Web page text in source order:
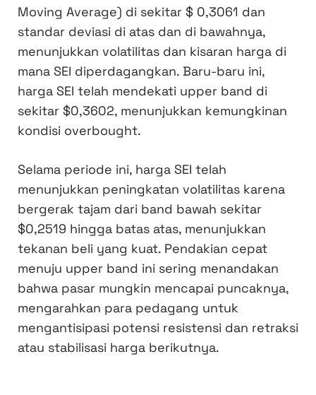
Moving Average) di sekitar $ 0,3061 dan
standar deviasi di atas dan di bawahnya,
menunjukkan volatilitas dan kisaran harga di
mana SEI diperdagangkan. Baru-baru ini,
harga SEI telah mendekati upper band di
sekitar $0,3602, menunjukkan kemungkinan
kondisi overbought.
Selama periode ini, harga SEI telah
menunjukkan peningkatan volatilitas karena
bergerak tajam dari band bawah sekitar
$0,2519 hingga batas atas, menunjukkan
tekanan beli yang kuat. Pendakian cepat
menuju upper band ini sering menandakan
bahwa pasar mungkin mencapai puncaknya,
mengarahkan para pedagang untuk
mengantisipasi potensi resistensi dan retraksi
atau stabilisasi harga berikutnya.